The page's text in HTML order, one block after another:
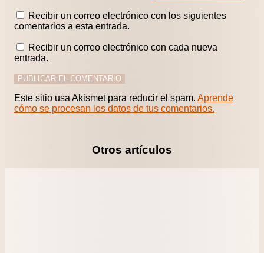
Recibir un correo electrónico con los siguientes
comentarios a esta entrada.
Recibir un correo electrónico con cada nueva
entrada.
Este sitio usa Akismet para reducir el spam. Aprende
cómo se procesan los datos de tus comentarios.
Otros artículos